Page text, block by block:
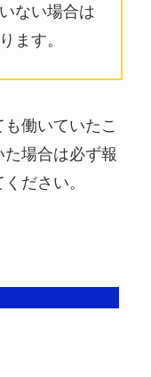
ない場合は
ます。
働いていたこ
場合は必ず報
ださい。